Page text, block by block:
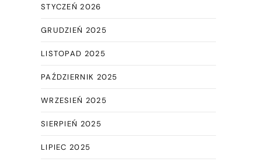
STYCZEŃ 2026
GRUDZIEŃ 2025
LISTOPAD 2025
PAŹDZIERNIK 2025
WRZESIEŃ 2025
SIERPIEŃ 2025
LIPIEC 2025